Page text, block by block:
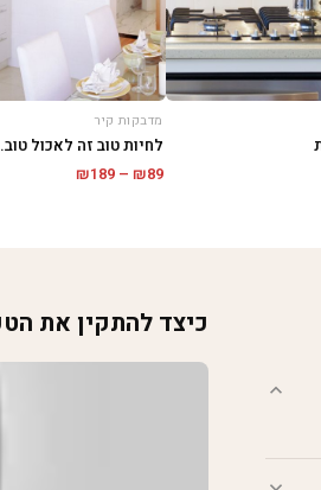
מדבקות קיר
לחיות טוב זה לאכול
₪89
–
₪189
כיצד להתקין את